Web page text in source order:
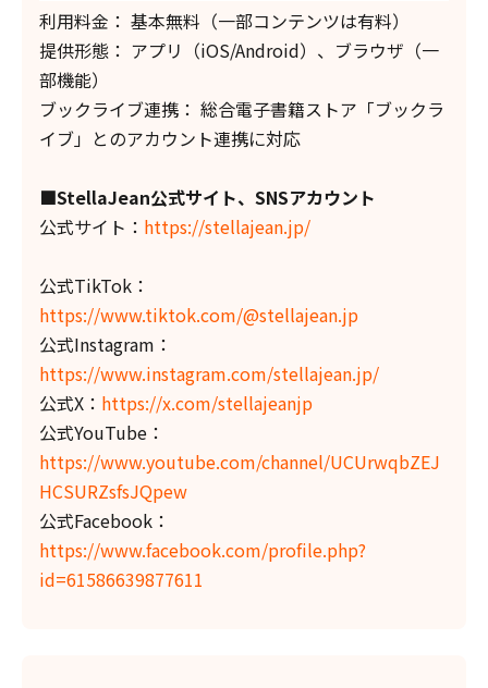
利用料金： 基本無料（一部コンテンツは有料）
提供形態： アプリ（iOS/Android）、ブラウザ（一
部機能）
ブックライブ連携： 総合電子書籍ストア「ブックラ
イブ」とのアカウント連携に対応
■StellaJean公式サイト、SNSアカウント
公式サイト： https://stellajean.jp/
公式TikTok：
https://www.tiktok.com/@stellajean.jp
公式Instagram：
https://www.instagram.com/stellajean.jp/
公式X： https://x.com/stellajeanjp
公式YouTube：
https://www.youtube.com/channel/UCUrwqbZEJ
HCSURZsfsJQpew
公式Facebook：
https://www.facebook.com/profile.php?
id=61586639877611